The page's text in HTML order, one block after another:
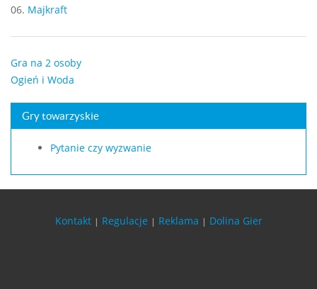
06. Majkraft
Gra na 2 osoby
Ogień i Woda
Gry towarzyskie
Pytanie czy wyzwanie
Kontakt | Regulacje | Reklama | Dolina Gier